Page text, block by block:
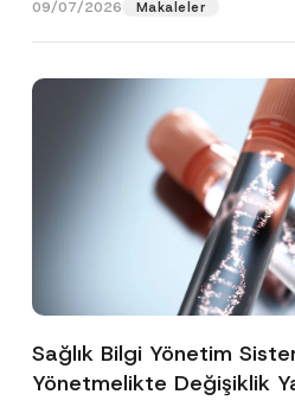
09/07/2026 Makaleler
Sağlık Bilgi Yönetim
Yönetmelikte Değişiklik